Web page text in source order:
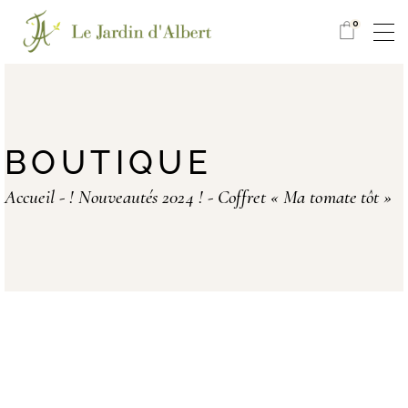
0
BOUTIQUE
Accueil ! Nouveautés 2024 ! Coffret « Ma tomate tôt »